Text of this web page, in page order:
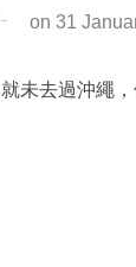
on 31
未去過沖繩